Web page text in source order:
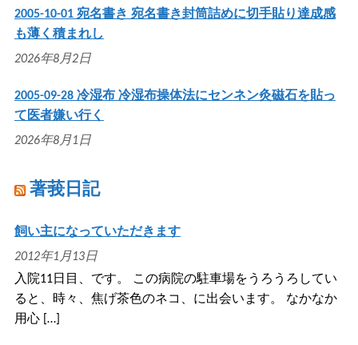
2005-10-01 宛名書き 宛名書き封筒詰めに切手貼り達成感
も薄く積まれし
2026年8月2日
2005-09-28 冷湿布 冷湿布操体法にセンネン灸磁石を貼っ
て医者嫌い行く
2026年8月1日
著莪日記
飼い主になっていただきます
2012年1月13日
入院11日目、です。 この病院の駐車場をうろうろしてい
ると、時々、焦げ茶色のネコ、に出会います。 なかなか
用心 […]